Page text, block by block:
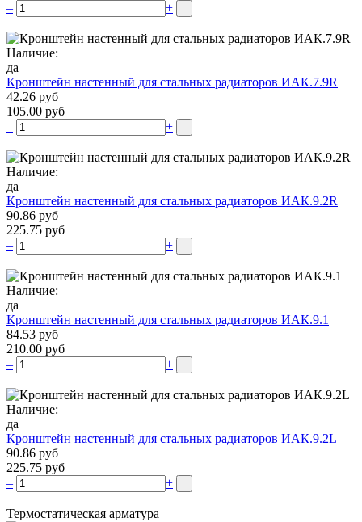
–
+
Наличие:
да
Кронштейн настенный для стальных радиаторов ИАК.7.9R
42.26 руб
105.00 руб
–
+
Наличие:
да
Кронштейн настенный для стальных радиаторов ИАК.9.2R
90.86 руб
225.75 руб
–
+
Наличие:
да
Кронштейн настенный для стальных радиаторов ИАК.9.1
84.53 руб
210.00 руб
–
+
Наличие:
да
Кронштейн настенный для стальных радиаторов ИАК.9.2L
90.86 руб
225.75 руб
–
+
Термостатическая арматура